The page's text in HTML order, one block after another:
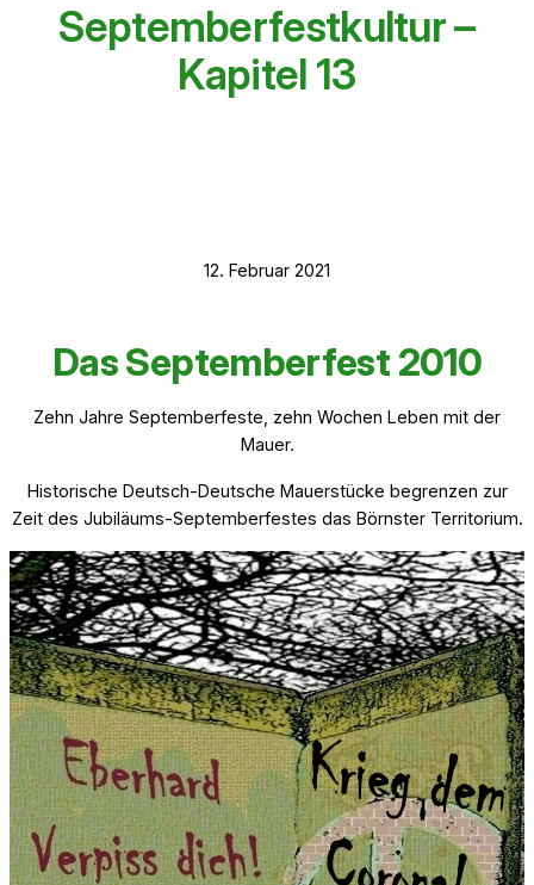
Septemberfestkultur –
Kapitel 13
12. Februar 2021
Das Septemberfest 2010
Zehn Jahre Septemberfeste, zehn Wochen Leben mit der
Mauer.
Historische Deutsch-Deutsche Mauerstücke begrenzen zur
Zeit des Jubiläums-Septemberfestes das Börnster Territorium.